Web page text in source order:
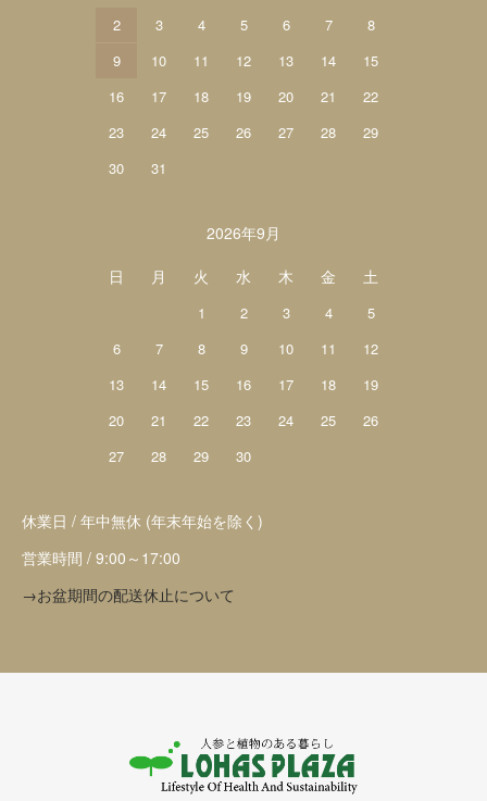
2
3 4 5 6 7
8
9
10 11 12 13 14
15
16
17 18 19 20 21
22
23
24 25 26 27 28
29
30
31
2026年9月
日
月 火 水 木 金 土
1 2 3 4
5
6
7 8 9 10 11
12
13
14 15 16 17 18
19
20
21 22 23 24 25
26
27
28 29 30
休業日 / 年中無休 (年末年始を除く)
営業時間 / 9:00～17:00
→お盆期間の配送休止について